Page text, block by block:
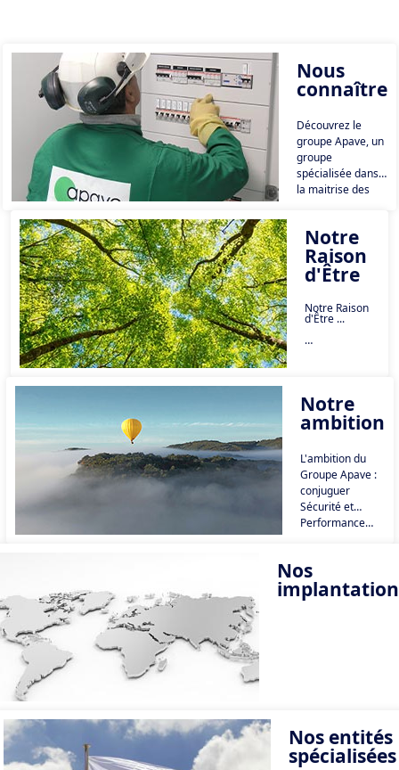
Nous
connaître
Découvrez le
groupe Apave, un
groupe
spécialisée dans
la maitrise des
Notre
Raison
d'Être
Notre Raison
d'Être ...
porteur de
progrès
partagé. »
Notre raison
d'être est la
Raison d'Agir
de nos 14 000
collaborateurs.
Notre
ambition
L'ambition du
Groupe Apave :
conjuguer
Sécurité et
Performance…
de votre projet.
Nos
Nos entités
spécialisées